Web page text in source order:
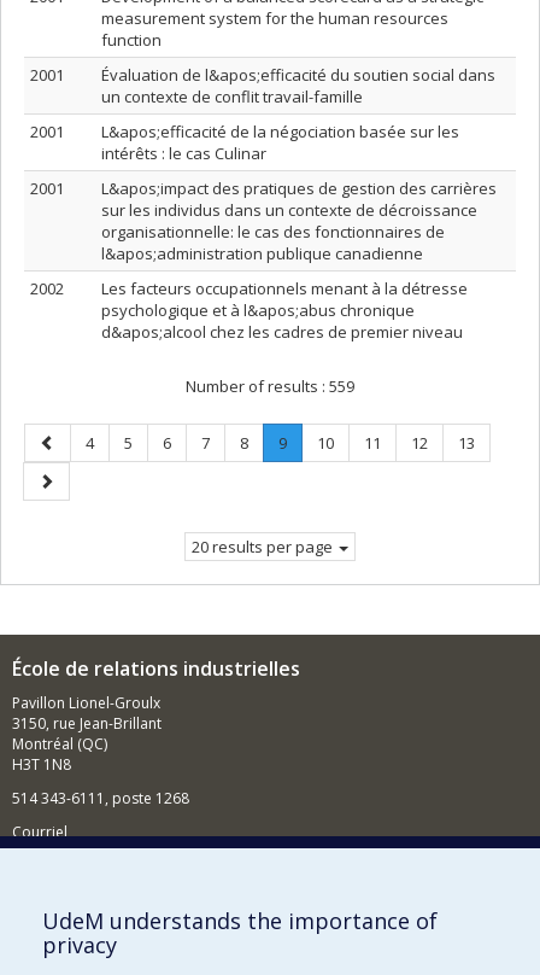
measurement system for the human resources
function
2001
Évaluation de l&apos;efficacité du soutien social dans
un contexte de conflit travail-famille
2001
L&apos;efficacité de la négociation basée sur les
intérêts : le cas Culinar
2001
L&apos;impact des pratiques de gestion des carrières
sur les individus dans un contexte de décroissance
organisationnelle: le cas des fonctionnaires de
l&apos;administration publique canadienne
2002
Les facteurs occupationnels menant à la détresse
psychologique et à l&apos;abus chronique
d&apos;alcool chez les cadres de premier niveau
Number of results : 559
Previous
page
Page
4 Page
5 Page
6 Page
7 Page
8 Page
9.
Current
Page
10 Page
11 Page
12 Page
13
Next
page
20 results per page
École de relations industrielles
Pavillon Lionel-Groulx
3150, rue Jean-Brillant
Montréal (QC)
H3T 1N8
514 343-6111, poste 1268
Courriel
Comment soutenir l'École?
BESOIN D'AIDE?
UdeM understands the importance of
privacy